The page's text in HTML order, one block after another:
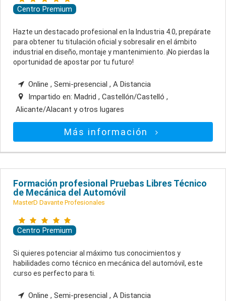
Centro Premium
Hazte un destacado profesional en la Industria 4.0, prepárate
para obtener tu titulación oficial y sobresalir en el ámbito
industrial en diseño, montaje y mantenimiento. ¡No pierdas la
oportunidad de apostar por tu futuro!
Online , Semi-presencial , A Distancia
Impartido en: Madrid , Castellón/Castelló ,
Alicante/Alacant y otros lugares
Más información
Formación profesional Pruebas Libres Técnico
de Mecánica del Automóvil
MasterD Davante Profesionales
Centro Premium
Si quieres potenciar al máximo tus conocimientos y
habilidades como técnico en mecánica del automóvil, este
curso es perfecto para ti.
Online , Semi-presencial , A Distancia